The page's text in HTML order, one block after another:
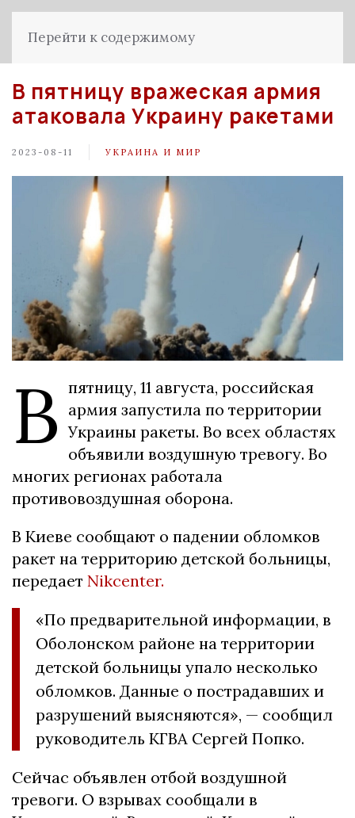
Перейти к содержимому
В пятницу вражеская армия
атаковала Украину ракетами
2023-08-11 УКРАИНА И МИР
В пятницу, 11 августа, российская
армия запустила по территории
Украины ракеты. Во всех областях
объявили воздушную тревогу. Во
многих регионах работала
противовоздушная оборона.
В Киеве сообщают о падении обломков
ракет на территорию детской больницы,
передает Nikcenter.
«По предварительной информации, в
Оболонском районе на территории
детской больницы упало несколько
обломков. Данные о пострадавших и
разрушений выясняются», — сообщил
руководитель КГВА Сергей Попко.
Сейчас объявлен отбой воздушной
тревоги. О взрывах сообщали в